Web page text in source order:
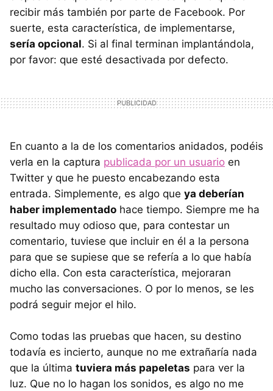
recibir más también por parte de Facebook. Por
suerte, esta característica, de implementarse,
sería opcional. Si al final terminan implantándola,
por favor: que esté desactivada por defecto.
En cuanto a la de los comentarios anidados, podéis
verla en la captura publicada por un usuario en
Twitter y que he puesto encabezando esta
entrada. Simplemente, es algo que ya deberían
haber implementado hace tiempo. Siempre me ha
resultado muy odioso que, para contestar un
comentario, tuviese que incluir en él a la persona
para que se supiese que se refería a lo que había
dicho ella. Con esta característica, mejoraran
mucho las conversaciones. O por lo menos, se les
podrá seguir mejor el hilo.
Como todas las pruebas que hacen, su destino
todavía es incierto, aunque no me extrañaría nada
que la última tuviera más papeletas para ver la
luz. Que no lo hagan los sonidos, es algo no me